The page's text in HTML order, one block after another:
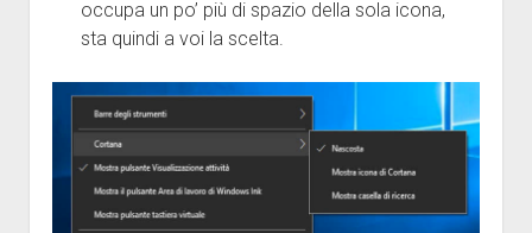
occupa un po’ più di spazio della sola icona,
sta quindi a voi la scelta.